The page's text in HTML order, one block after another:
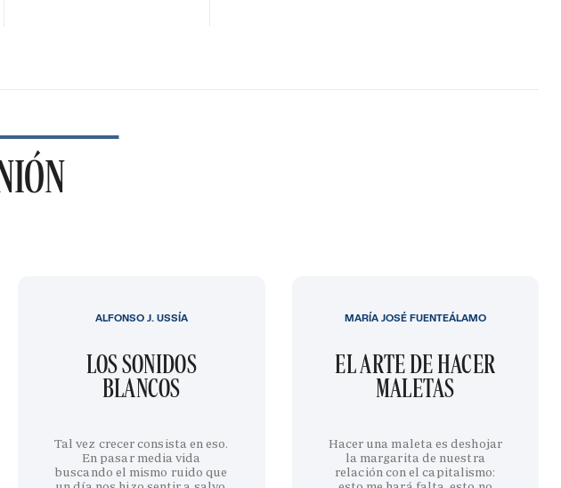
LOS SONIDOS
BLANCOS
Tal vez crecer consista en eso.
En pasar media vida
buscando el mismo ruido que
ALFONSO J. USSÍA
EL ARTE DE HACER
MALETAS
Hacer una maleta es deshojar
la margarita de nuestra
relación con el capitalismo:
MARÍA JOSÉ FUENTEÁLAMO